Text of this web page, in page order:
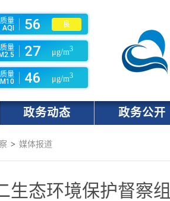
量
AQI
56 良
量
27 μg/m3
量
46 μg/m3
政务动态 政务公开
> 媒体报道
生态环境保护督察